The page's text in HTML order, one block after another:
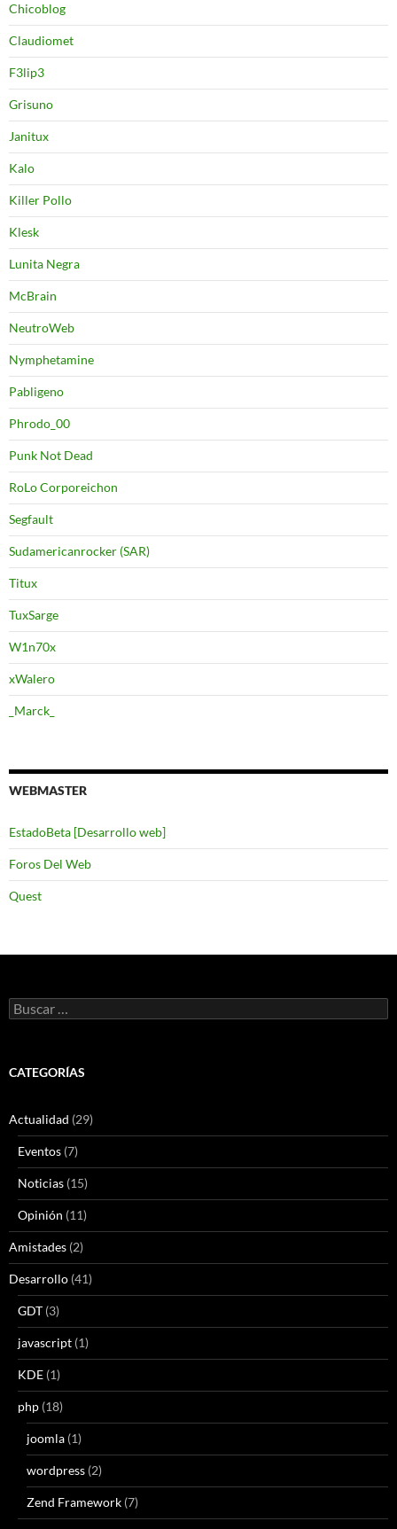
Chicoblog
Claudiomet
F3lip3
Grisuno
Janitux
Kalo
Killer Pollo
Klesk
Lunita Negra
McBrain
NeutroWeb
Nymphetamine
Pabligeno
Phrodo_00
Punk Not Dead
RoLo Corporeichon
Segfault
Sudamericanrocker (SAR)
Titux
TuxSarge
W1n70x
xWalero
_Marck_
WEBMASTER
EstadoBeta [Desarrollo web]
Foros Del Web
Quest
Buscar:
CATEGORÍAS
Actualidad (29)
Eventos (7)
Noticias (15)
Opinión (11)
Amistades (2)
Desarrollo (41)
GDT (3)
javascript (1)
KDE (1)
php (18)
joomla (1)
wordpress (2)
Zend Framework (7)